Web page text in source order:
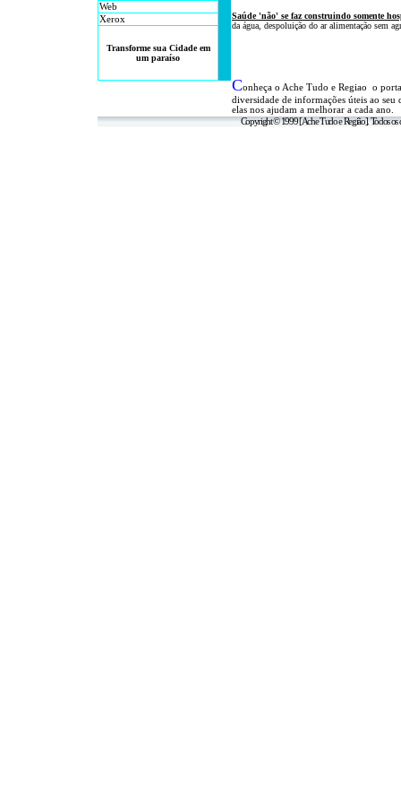
Web
Xerox
Transforme sua Cidade em
um paraíso
Saúde 'não' se faz construindo somente
da água, despoluição do ar alimentação sem
Conheça o Ache Tudo e Regiao o
diversidade de informações úteis ao seu
elas nos ajudam a melhorar a cada ano.
Copyright © 1999 [Ache Tudo e Região]. Todos os